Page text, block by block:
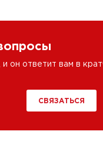
он ответит вам в
СВЯЗАТЬСЯ